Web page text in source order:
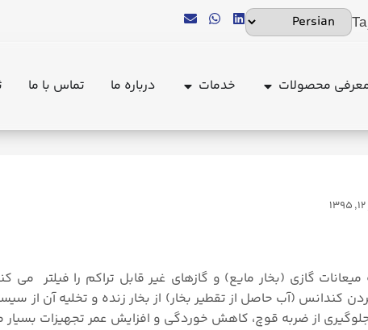
%d8%aa%d8%b1%d8%a7%d9%be.md.
محصولات خدمات درباره ما تماس با ما
گازی (بخار مایع) و گازهای غیر قابل تراکم را فیلتر می
(آب حاصل از تقطیر بخار) از بخار زنده و تخلیه آن از
جلوگیری از ضربه قوچ، کاهش خوردگی و افزایش عمر تجهیزات